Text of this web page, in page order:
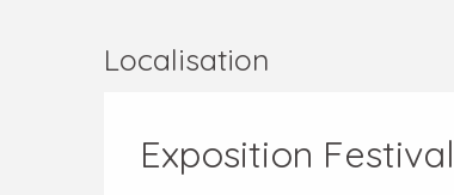
Localisation
Exposition